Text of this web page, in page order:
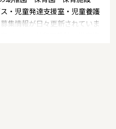
・児童発達支援室・児童養護
集情報が日々更新されていま